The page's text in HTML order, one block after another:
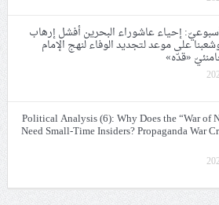
إحياء عاشوراء البحرين أفشل إرهاب
على موعد لتجديد الوفاء لنهج الإمام
«قدّه»
Political Analysis (6): Why Does the “War of
Need Small-Time Insiders? Propaganda War